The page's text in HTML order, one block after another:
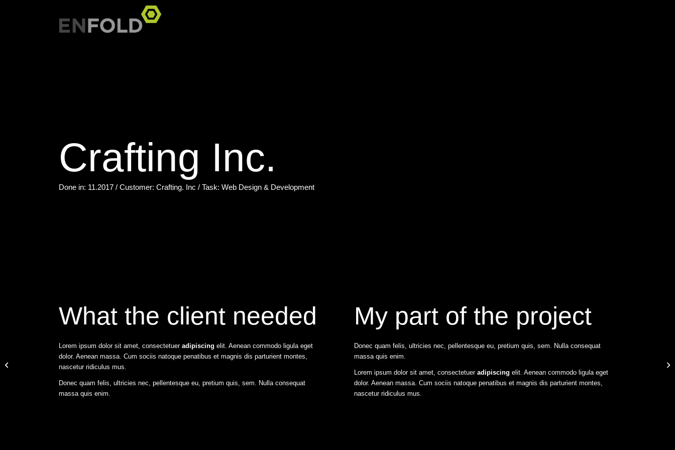
Crafting Inc.
Done in: 11.2017 / Customer: Crafting. Inc / Task: Web Design & Development
What the client needed
Lorem ipsum dolor sit amet, consectetueradipiscing elit. Aenean commodo ligula eget
dolor. Aenean massa. Cum sociis natoque penatibus et magnis dis parturient montes,
nascetur ridiculus mus.
Donec quam felis, ultricies nec, pellentesque eu, pretium quis, sem. Nulla consequat
massa quis enim.
My part of the project
Donec quam felis, ultricies nec, pellentesque eu, pretium quis, sem. Nulla consequat
massa quis enim.
Lorem ipsum dolor sit amet, consectetueradipiscing elit. Aenean commodo ligula eget
dolor. Aenean massa. Cum sociis natoque penatibus et magnis dis parturient montes,
nascetur ridiculus mus.
A dummy portfolio entry 8 A